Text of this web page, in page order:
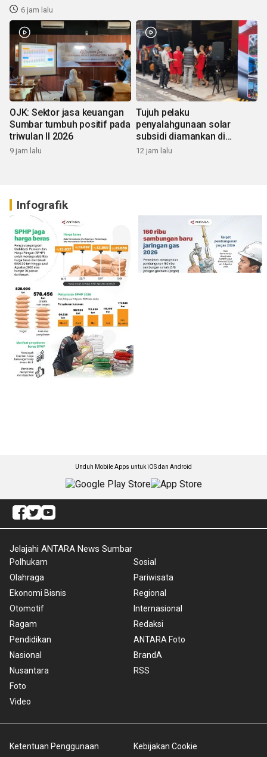
6 jam lalu
OJK: Sektor jasa keuangan
Sumbar tumbuh positif pada
triwulan II 2026
9 jam lalu
Tujuh pelaku
penyalahgunaan solar
subsidi diamankan di
Sumbar
12 jam lalu
Infografik
Unduh Mobile Apps untuk iOS dan Android
Jelajahi ANTARA News Sumbar
Polhukam
Olahraga
Ekonomi Bisnis
Otomotif
Ragam
Pendidikan
Nasional
Nusantara
Foto
Video
Sosial
Pariwisata
Regional
Internasional
Redaksi
ANTARA Foto
BrandA
RSS
Ketentuan Penggunaan Kebijakan Cookie